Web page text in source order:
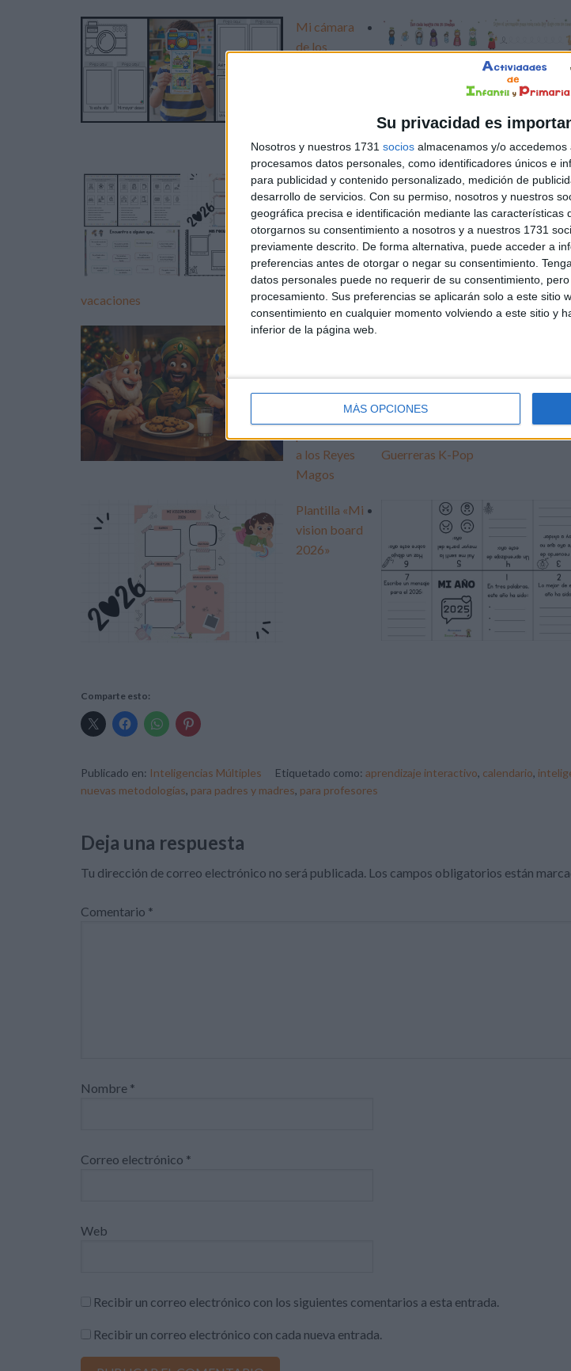
Su privacidad es
Nosotros y nuestros 1731 socios almacenamos y/o
procesamos datos personales, como identificadores únicos e
para publicidad y contenido personalizado, medición de
desarrollo de servicios. Con su permiso, nosotros y nuestros
geográfica precisa e identificación mediante las características
otorgarnos su consentimiento a nosotros y a nuestros 1731
previamente descrito. De forma alternativa, puede acceder a
preferencias antes de otorgar o negar su consentimiento.
datos personales puede no requerir de su consentimiento,
procesamiento. Sus preferencias se aplicarán solo a este sitio
consentimiento en cualquier momento volviendo a este sitio y
inferior de la página web.
MÁS OPCIONES
Mi cámara
de los
día de Reyes
Pack
actividades
inicio de
trimestre:
Reconectan
do tras las
vacaciones
Planifica la
mágica del
año: Todo lo
necesario
para recibir
a los Reyes
Magos
Guerreras K-Pop
Plantilla «Mi
vision board
2026»
Comparte esto:
Publicado en: Inteligencias Múltiples Etiquetado como: aprendizaje interactivo, calendario,
nuevas metodologías, para padres y madres, para profesores
Deja una respuesta
Tu dirección de correo electrónico no será publicada. Los campos obligatorios están
Comentario *
Nombre *
Correo electrónico *
Web
Recibir un correo electrónico con los siguientes comentarios a esta entrada.
Recibir un correo electrónico con cada nueva entrada.